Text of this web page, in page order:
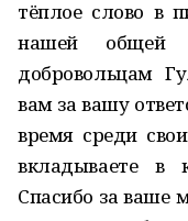
тёплое слово в
нашей общей
добровольцам
вам за вашу
время среди
вкладываете в
Спасибо за ваше